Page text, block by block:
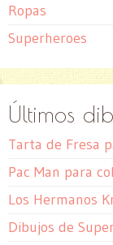
Ropas
Superheroes
Últimos
Tarta de Fresa
Pac Man para
Los Hermanos
Dibujos de